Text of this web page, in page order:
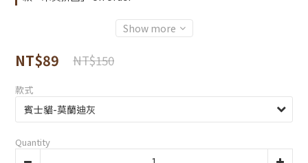
Show more
NT$89 NT$150
款式
Quantity